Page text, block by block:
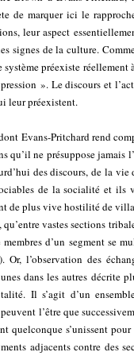
de marquer ici le
leur aspect
signes de la culture.
préexiste
». Le discours et
leur préexistent.
Evans-Pritchard rend
qu’il ne présuppose
des discours, de la vie
de la socialité et
de plus vive hostilité de
vastes sections
d’un segment se
l’observation des
dans les autres décrite
Il s’agit d’un
l’être que
quelconque s’unissent
adjacents contre des